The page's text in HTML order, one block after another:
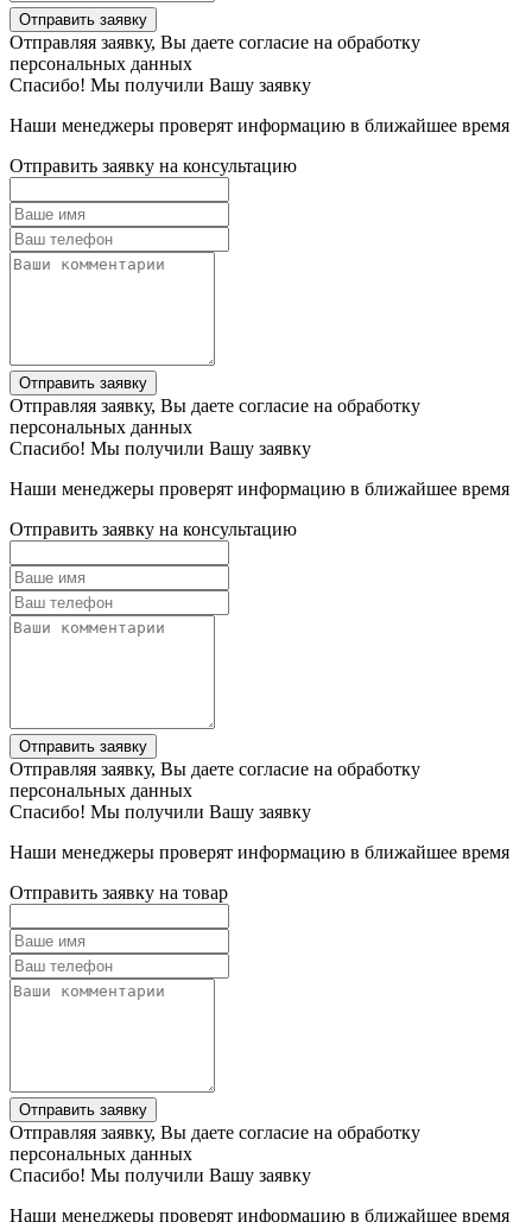
Отправить заявку
Отправляя заявку, Вы даете согласие на обработку
персональных данных
Спасибо! Мы получили Вашу заявку
Наши менеджеры проверят информацию в ближайшее время
Отправить заявку на консультацию
Отправить заявку
Отправляя заявку, Вы даете согласие на обработку
персональных данных
Спасибо! Мы получили Вашу заявку
Наши менеджеры проверят информацию в ближайшее время
Отправить заявку на консультацию
Отправить заявку
Отправляя заявку, Вы даете согласие на обработку
персональных данных
Спасибо! Мы получили Вашу заявку
Наши менеджеры проверят информацию в ближайшее время
Отправить заявку на товар
Отправить заявку
Отправляя заявку, Вы даете согласие на обработку
персональных данных
Спасибо! Мы получили Вашу заявку
Наши менеджеры проверят информацию в ближайшее время